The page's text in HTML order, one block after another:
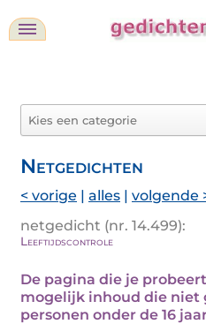
Netgedichten
< vorige | alles | volgende
netgedicht (nr. 14.499):
Leeftijdscontrole
De pagina die je
mogelijk inhoud die niet
personen onder de 16